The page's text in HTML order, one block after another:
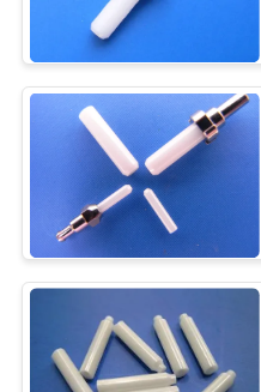
Fiber Optic
Attenuator